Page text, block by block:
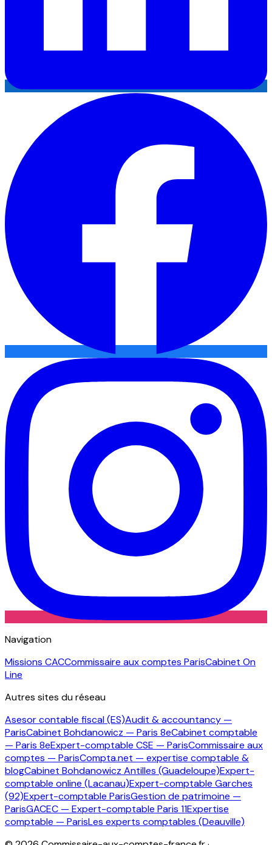
Navigation
Missions CACCommissaire aux comptes ParisCabinet On
Line
Autres sites du réseau
Asesor contable fiscal (ES)Audit & accountancy —
ParisCabinet Bohdanowicz — Paris 8eCabinet comptable
— Paris 8eExpert-comptable CSE — ParisCommissaire aux
comptes — ParisCompta.net — expertise comptable &
blogCabinet Bohdanowicz Antilles (Guadeloupe)Expert-
comptable online (Lacanau)Expert-comptable Garches
(92)Expert-comptable ParisGestion de patrimoine —
ParisGACEC — Expert-comptable Paris 11Expertise
comptable — ParisLes experts comptables (Deauville)